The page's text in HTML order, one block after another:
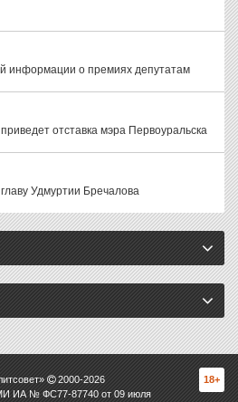
информации о премиях депутатам
отставка мэра Первоуральска
Удмуртии Бречалова
2000-2026
ИА № ФС77-87740 от 09 июля
18+